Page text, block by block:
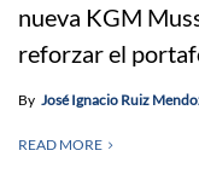
nueva KGM
reforzar el
By José Ignacio Ruiz
READ MORE